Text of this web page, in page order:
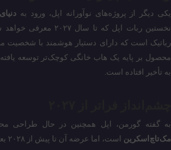
یکی دیگر از پروژه‌های نوآورانه اپل، ورود به
نخستین ربات اپل که تا
رباتیک است که دارای دستیار هوشمند با شخصیت
محصول بر پایه یک هاب خانگی کوچک‌تر توسعه
به تأخیر افتاده است.
به گفته گورمن، اپل همچنین در حال طراحی
مک‌تاچ‌اسکرین است، اما عرضه آن تا پیش از ۲۰۲۸ بعید به نظر می‌رسد.